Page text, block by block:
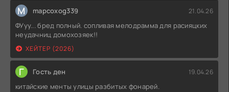
M mapcoxog339 21.04.26
ФУуу... бред полный. сопливая мелодрамма для расияцких
неудачниц домохозяек!!
ХЕЙТЕР (2026)
Г Гость ден 19.04.26
китайские менты улицы разбитых фонарей.